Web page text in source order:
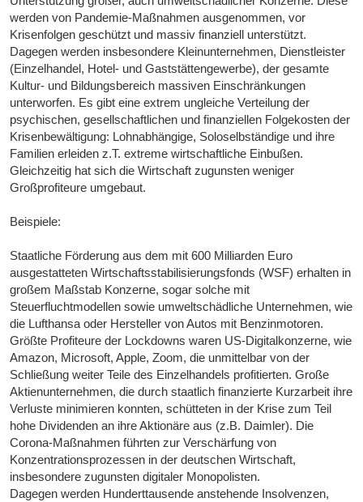
werden von Pandemie-Maßnahmen ausgenommen, vor
Krisenfolgen geschützt und massiv finanziell unterstützt.
Dagegen werden insbesondere Kleinunternehmen, Dienstleister
(Einzelhandel, Hotel- und Gaststättengewerbe), der gesamte
Kultur- und Bildungsbereich massiven Einschränkungen
unterworfen. Es gibt eine extrem ungleiche Verteilung der
psychischen, gesellschaftlichen und finanziellen Folgekosten der
Krisenbewältigung: Lohnabhängige, Soloselbständige und ihre
Familien erleiden z.T. extreme wirtschaftliche Einbußen.
Gleichzeitig hat sich die Wirtschaft zugunsten weniger
Großprofiteure umgebaut.
Beispiele:
Staatliche Förderung aus dem mit 600 Milliarden Euro
ausgestatteten Wirtschaftsstabilisierungsfonds (WSF) erhalten in
großem Maßstab Konzerne, sogar solche mit
Steuerfluchtmodellen sowie umweltschädliche Unternehmen, wie
die Lufthansa oder Hersteller von Autos mit Benzinmotoren.
Größte Profiteure der Lockdowns waren US-Digitalkonzerne, wie
Amazon, Microsoft, Apple, Zoom, die unmittelbar von der
Schließung weiter Teile des Einzelhandels profitierten. Große
Aktienunternehmen, die durch staatlich finanzierte Kurzarbeit ihre
Verluste minimieren konnten, schütteten in der Krise zum Teil
hohe Dividenden an ihre Aktionäre aus (z.B. Daimler). Die
Corona-Maßnahmen führten zur Verschärfung von
Konzentrationsprozessen in der deutschen Wirtschaft,
insbesondere zugunsten digitaler Monopolisten.
Dagegen werden Hunderttausende anstehende Insolvenzen,